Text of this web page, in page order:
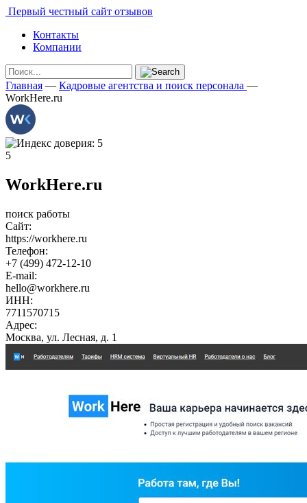
Первый честный сайт отзывов
Контакты
Компании
Главная — Кадровые агентства и поиск персонала —
WorkHere.ru
5
WorkHere.ru
поиск работы
Сайт:
https://workhere.ru
Телефон:
+7 (499) 472-12-10
E-mail:
hello@workhere.ru
ИНН:
7711570715
Адрес:
Москва, ул. Лесная, д. 1